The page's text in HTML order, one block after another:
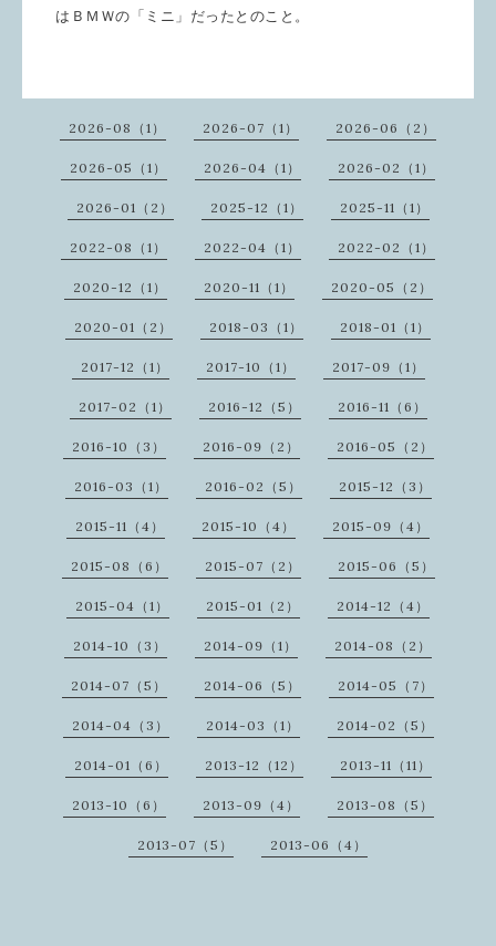
はＢＭＷの「ミニ」だったとのこと。
2026-08（1） 2026-07（1） 2026-06（2）
2026-05（1） 2026-04（1） 2026-02（1）
2026-01（2） 2025-12（1） 2025-11（1）
2022-08（1） 2022-04（1） 2022-02（1）
2020-12（1） 2020-11（1） 2020-05（2）
2020-01（2） 2018-03（1） 2018-01（1）
2017-12（1） 2017-10（1） 2017-09（1）
2017-02（1） 2016-12（5） 2016-11（6）
2016-10（3） 2016-09（2） 2016-05（2）
2016-03（1） 2016-02（5） 2015-12（3）
2015-11（4） 2015-10（4） 2015-09（4）
2015-08（6） 2015-07（2） 2015-06（5）
2015-04（1） 2015-01（2） 2014-12（4）
2014-10（3） 2014-09（1） 2014-08（2）
2014-07（5） 2014-06（5） 2014-05（7）
2014-04（3） 2014-03（1） 2014-02（5）
2014-01（6） 2013-12（12） 2013-11（11）
2013-10（6） 2013-09（4） 2013-08（5）
2013-07（5） 2013-06（4）